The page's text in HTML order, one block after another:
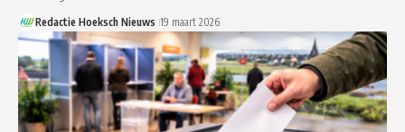
Redactie Hoeksch Nieuws 19 maart 2026